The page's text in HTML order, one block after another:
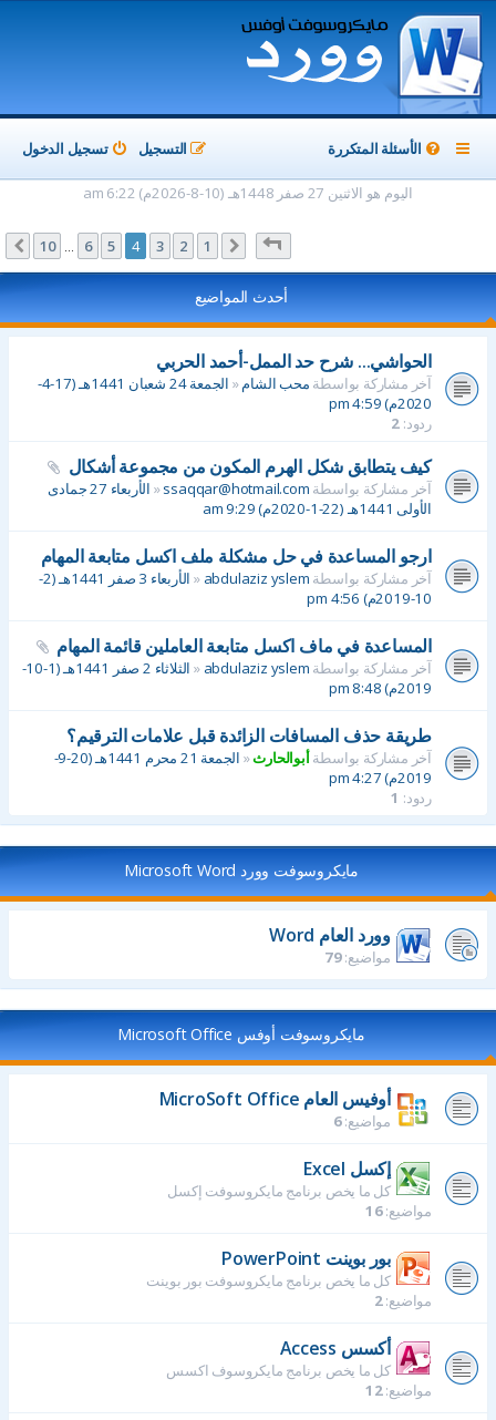
الأسئلة المتكررة تسجيل الدخول التسجيل
اليوم هو الاثنين 27 صفر 1448هـ (10-8-2026م) 6:22 am
من10السابق 1
2
3
4
5
6
10 التالي
أحدث المواضيع
الحواشي... شرح حد الممل-أحمد الحربي
آخر مشاركة بواسطةمحب الشام«
الجمعة 24 شعبان 1441هـ (17-4-
2020م) 4:59 pm
ردود:2
كيف يتطابق شكل الهرم المكون من مجموعة أشكال
آخر مشاركة بواسطةssaqqar@hotmail.com
«
الأربعاء 27 جمادى
الأولى 1441هـ (22-1-2020م) 9:29 am
ارجو المساعدة في حل مشكلة ملف اكسل متابعة المهام
آخر مشاركة بواسطةabdulaziz yslem
«
الأربعاء 3 صفر 1441هـ (2-
10-2019م) 4:56 pm
المساعدة في ماف اكسل متابعة العاملين قائمة المهام
آخر مشاركة بواسطةabdulaziz yslem
«
الثلاثاء 2 صفر 1441هـ (1-10-
2019م) 8:48 pm
طريقة حذف المسافات الزائدة قبل علامات الترقيم؟
آخر مشاركة بواسطةأبوالحارث«
الجمعة 21 محرم 1441هـ (20-9-
2019م) 4:27 pm
ردود:1
مايكروسوفت وورد Microsoft Word
وورد العام Word
مواضيع:79
مايكروسوفت أوفس Microsoft Office
أوفيس العام MicroSoft Office
مواضيع:6
إكسل Excel
كل ما يخص برنامج مايكروسوفت إكسل
مواضيع:16
بور بوينت PowerPoint
كل ما يخص برنامج مايكروسوفت بور بوينت
مواضيع:2
أكسس Access
كل ما يخص برنامج مايكروسوف اكسس
مواضيع:12